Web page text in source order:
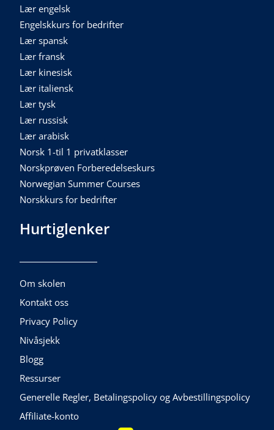
Lær engelsk
Engelskkurs for bedrifter
Lær spansk
Lær fransk
Lær kinesisk
Lær italiensk
Lær tysk
Lær russisk
Lær arabisk
Norsk 1-til 1 privatklasser
Norskprøven Forberedelseskurs
Norwegian Summer Courses
Norskkurs for bedrifter
Hurtiglenker
Om skolen
Kontakt oss
Privacy Policy
Nivåsjekk
Blogg
Ressurser
Generelle Regler, Betalingspolicy og Avbestillingspolicy
Affiliate-konto